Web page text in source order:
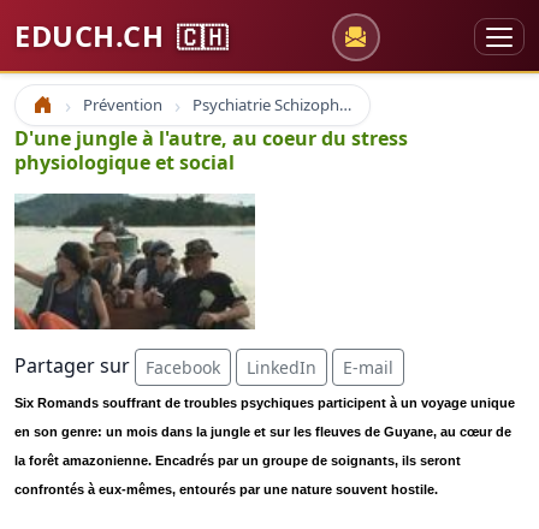
EDUCH.CH 🇨🇭
Accueil Prévention Psychiatrie Schizophrénie dépression
D'une jungle à l'autre, au coeur du stress
physiologique et social
Partager sur Facebook LinkedIn E-mail
Six Romands souffrant de troubles psychiques participent à un voyage unique
en son genre: un mois dans la jungle et sur les fleuves de Guyane, au cœur de
la forêt amazonienne. Encadrés par un groupe de soignants, ils seront
confrontés à eux-mêmes, entourés par une nature souvent hostile.